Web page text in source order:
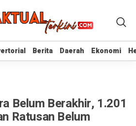
Berita Daerah Ekonomi
Berita Daerah Ekonomi
Belum Berakhir, 1.201
Ratusan Belum